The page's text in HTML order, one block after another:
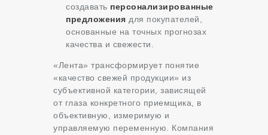
создавать персонализированные
предложения для покупателей,
основанные на точных прогнозах
качества и свежести.
«Лента» трансформирует понятие
«качество свежей продукции» из
субъективной категории, зависящей
от глаза конкретного приемщика, в
объективную, измеримую и
управляемую переменную. Компания